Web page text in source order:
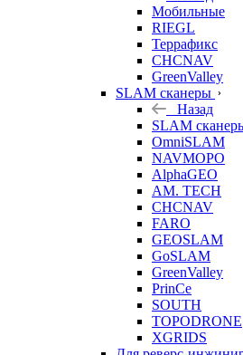
Мобильные
RIEGL
Террафикс
CHCNAV
GreenValley
SLAM сканеры
Назад
SLAM
OmniSLAM
NAVMOPO
AlphaGEO
AM. TECH
CHCNAV
FARO
GEOSLAM
GoSLAM
GreenValley
PrinCe
SOUTH
TOPODRONE
XGRIDS